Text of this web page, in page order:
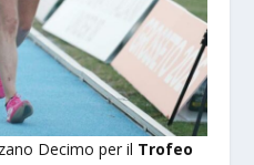
Decimo per il Trofeo